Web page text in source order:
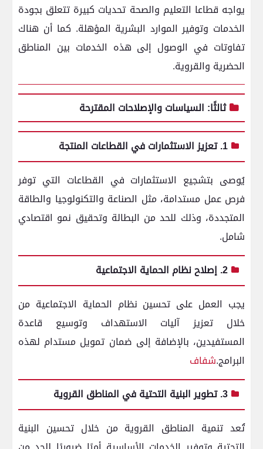
يواجه قطاعا التعليم والصحة تحديات كبيرة تتعلق بجودة
الخدمات وتوفير الموارد البشرية المؤهلة. كما أن هناك
تفاوتات في الوصول إلى هذه الخدمات بين المناطق
الحضرية والقروية.
ثالثًا: السياسات والإصلاحات المقترحة
1. تعزيز الاستثمارات في القطاعات المنتجة
يُوصى بتشجيع الاستثمارات في القطاعات التي توفر
فرص عمل مستدامة، مثل الصناعة والتكنولوجيا والطاقة
المتجددة، وذلك للحد من البطالة وتحقيق نمو اقتصادي
شامل.
2. إصلاح نظام الحماية الاجتماعية
يجب العمل على تحسين نظام الحماية الاجتماعية من
خلال تعزيز آليات الاستهداف وتوسيع قاعدة
المستفيدين، بالإضافة إلى ضمان تمويل مستدام لهذه
البرامج.شفاف
3. تطوير البنية التحتية في المناطق القروية
تُعد تنمية المناطق القروية من خلال تحسين البنية